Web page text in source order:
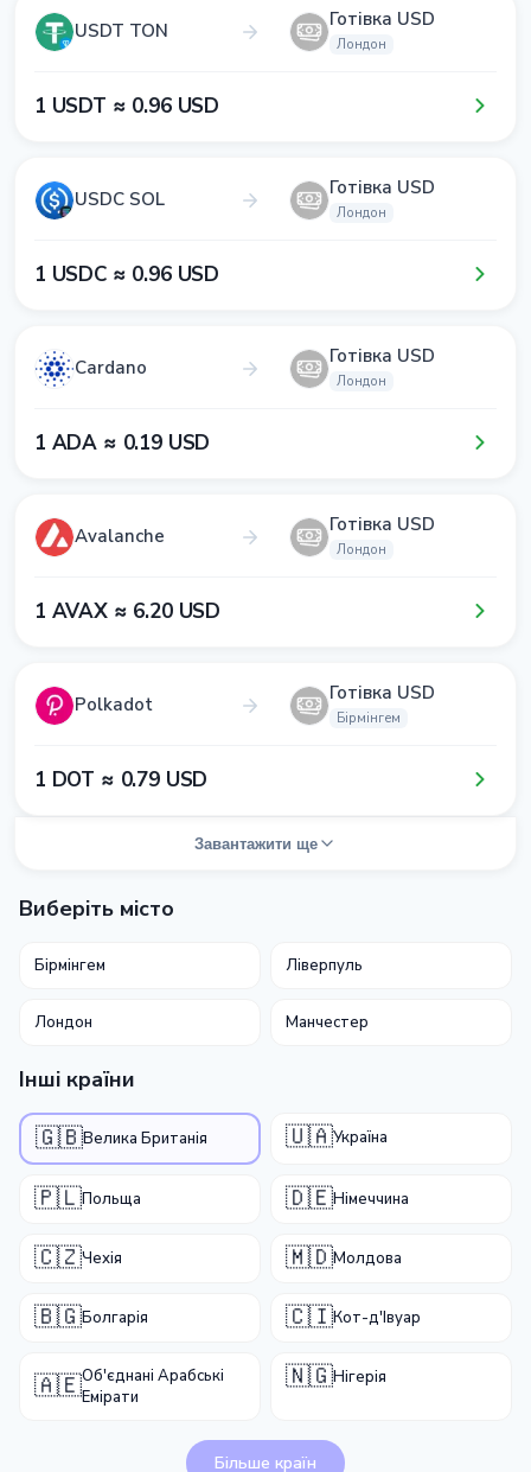
USDT TON Готівка USD
Лондон
1​ USDT ≈ 0​.9​6​ USD
USDC SOL Готівка USD
Лондон
1​ USDC ≈ 0​.9​6​ USD
Cardano Готівка USD
Лондон
1​ ADA ≈ 0​.1​9​ USD
Avalanche Готівка USD
Лондон
1​ AVAX ≈ 6​.2​0​ USD
Polkadot Готівка USD
Бірмінгем
1​ DOT ≈ 0​.7​9​ USD
Завантажити ще
Виберіть місто
Бірмінгем Ліверпуль
Лондон Манчестер
Інші країни
🇬🇧Велика Британія 🇺🇦Україна
🇵🇱Польща 🇩🇪Німеччина
🇨🇿Чехія 🇲🇩Молдова
🇧🇬Болгарія 🇨🇮Кот-д'Івуар
🇦🇪Об'єднані Арабські
Емірати
🇳🇬Нігерія
Більше країн